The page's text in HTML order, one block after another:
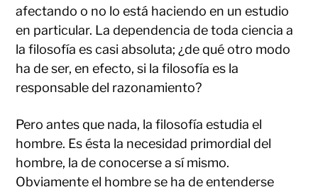
afectando o no lo está haciendo en un estudio
en particular. La dependencia de toda ciencia a
la filosofía es casi absoluta; ¿de qué otro modo
ha de ser, en efecto, si la filosofía es la
responsable del razonamiento?
Pero antes que nada, la filosofía estudia el
hombre. Es ésta la necesidad primordial del
hombre, la de conocerse a sí mismo.
Obviamente el hombre se ha de entenderse